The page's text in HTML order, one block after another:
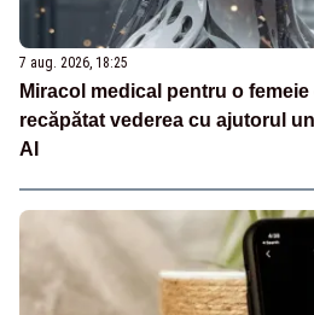
7 aug. 2026, 18:25
Miracol medical pentru o femeie
recăpătat vederea cu ajutorul
AI